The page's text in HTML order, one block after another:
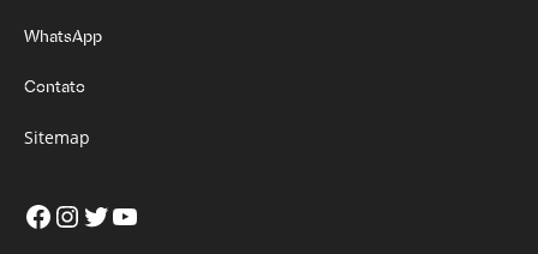
WhatsApp
Contato
Sitemap
Facebook
Instagram
Twitter
Youtube